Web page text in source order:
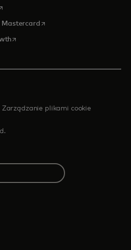
in a new tab
opens in a new tab
opens in a new tab
Zarządzanie plikami cookie